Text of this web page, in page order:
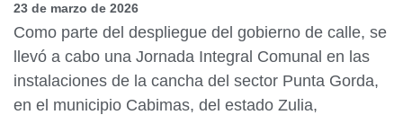
23 de marzo de 2026
Como parte del despliegue del gobierno de calle, se
llevó a cabo una Jornada Integral Comunal en las
instalaciones de la cancha del sector Punta Gorda,
en el municipio Cabimas, del estado Zulia,